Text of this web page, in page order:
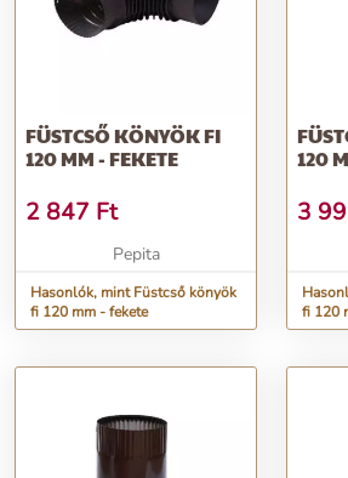
FÜSTCSŐ KÖNYÖK FI
120 MM - FEKETE
2 847 Ft
Pepita
Hasonlók, mint Füstcső könyök
fi 120 mm - fekete
120
3
fi 120